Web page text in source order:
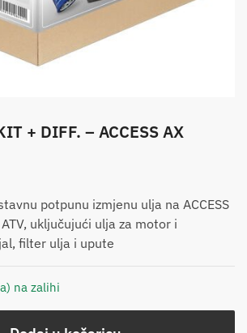
+ DIFF. – ACCESS AX
potpunu izmjenu ulja na ACCESS
uključujući ulja za motor i
filter ulja i upute
na zalihi